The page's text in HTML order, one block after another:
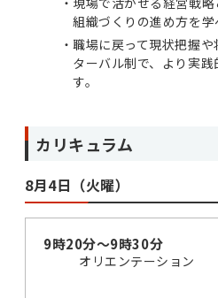
組織づくりの進め方を学
職場に戻って現状把握
ターバル制で、より実
す。
カリキュラム
8月4日（火曜）
9時20分～9時30分
オリエンテーション